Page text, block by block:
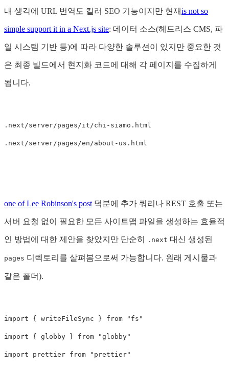
내 생각에 URL 번역도 킬러 SEO 기능이지만 현재is not so
simple support it in a Next.js site: 데이터 소스(헤드리스 CMS, 파
일 시스템 기반 등)에 따라 다양한 솔루션이 있지만 중요한 것
은 최종 빌드에서 현지화 코드에 대해 각 페이지를 수집하게
됩니다.
.next/server/pages/it/chi-siamo.html
one of Lee Robinson's post 덕분에 추가 쿼리나 REST 호출 또는
서버 요청 없이 필요한 모든 사이트맵 파일을 생성하는 효율적
인 방법에 대한 제안을 찾았지만 단순히 .next 대신 생성된
pages 디렉토리를 살펴봄으로써 가능합니다. 원래 게시물과
같은 폴더).
import { writeFileSync } from " fs "
import { globby } from "globby"
import prettier from " prettier"